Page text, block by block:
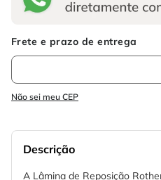
Não sei meu CEP
Descrição
A Lâmina de Reposição